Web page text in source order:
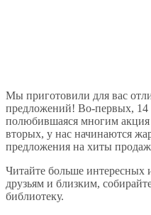
Мы приготовили для вас
предложений! Во-первых, 14
полюбившаяся многим
вторых, у нас начинаются
предложения на хиты
Читайте больше интересных
друзьям и близким,
библиотеку.